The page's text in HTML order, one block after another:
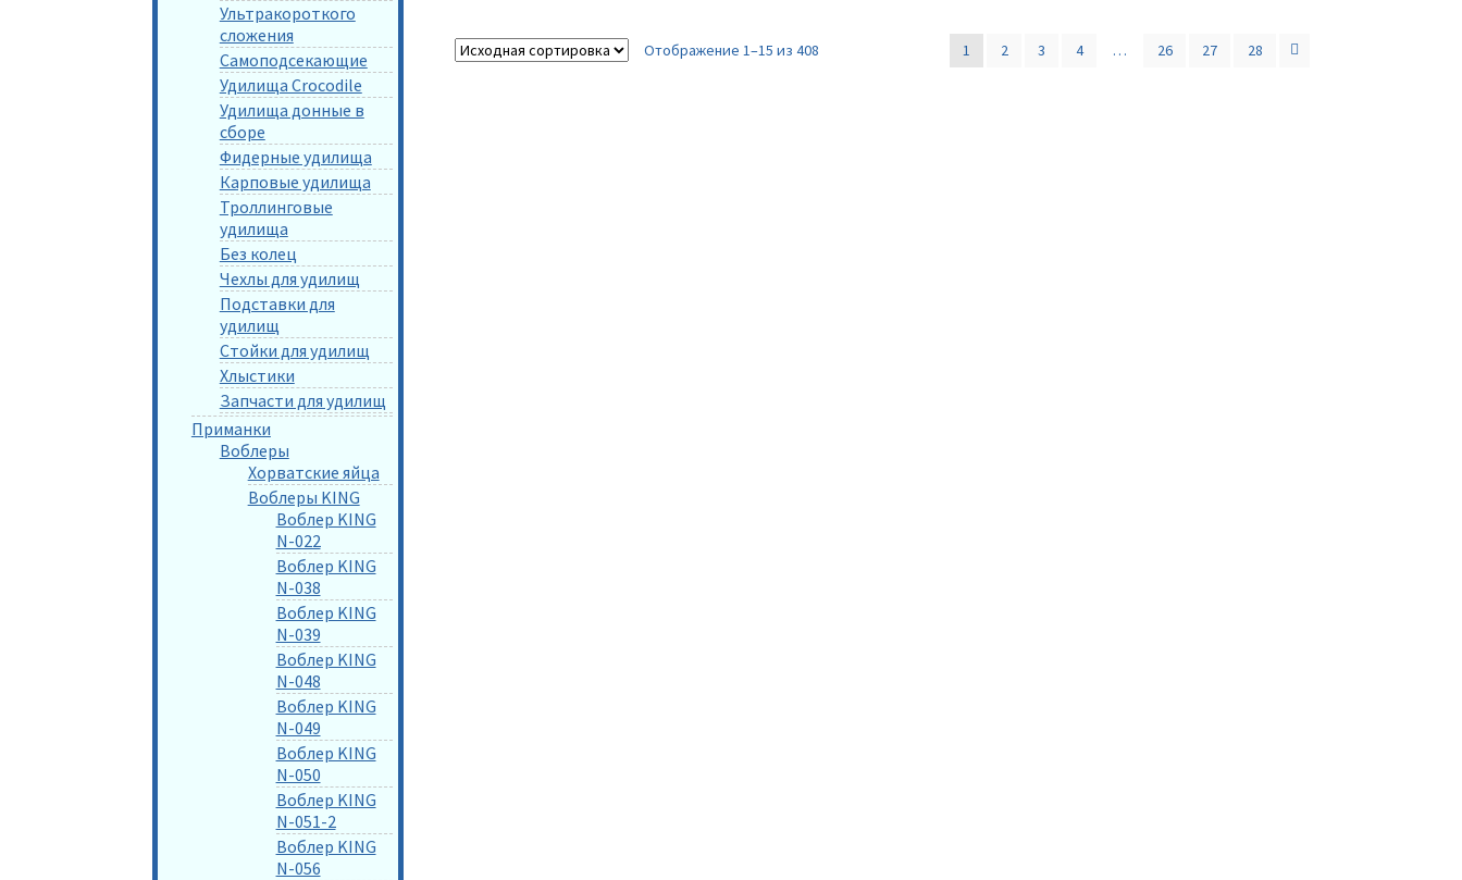
Отображение 1–15 из 408 1 2 3 4 … 26 27 28
Ультракороткого
сложения
Самоподсекающие
Удилища Crocodile
Удилища донные в
сборе
Фидерные удилища
Карповые удилища
Троллинговые
удилища
Без колец
Чехлы для удилищ
Подставки для
удилищ
Стойки для удилищ
Хлыстики
Запчасти для удилищ
Приманки
Воблеры
Хорватские яйца
Воблеры KING
Воблер KING
N-022
Воблер KING
N-038
Воблер KING
N-039
Воблер KING
N-048
Воблер KING
N-049
Воблер KING
N-050
Воблер KING
N-051-2
Воблер KING
N-056